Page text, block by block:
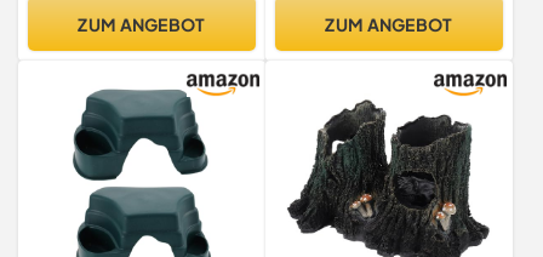
ZUM ANGEBOT
Terrarientiere Natürliches
ZUM ANGEBOT